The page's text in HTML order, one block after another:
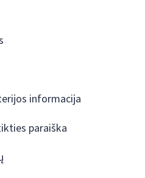
informacija
paraiška